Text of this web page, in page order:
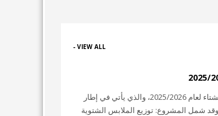
VIEW ALL -
بحمد الله وتوفيقه، أنهت الجمعية الخيرية الإسلامية تنفيذ مشروع الشتاء لعام 2025/2026، والذي يأتي في إطار
وقد شمل المشروع: توزيع الملابس الشتوية